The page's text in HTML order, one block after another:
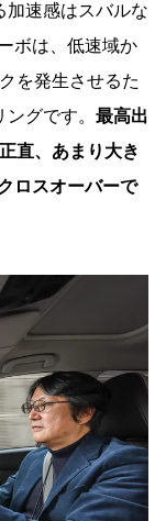
加速感はスバルな
ボは、低速域か
を発生させるた
グです。 最高出
直、あまり大き
ロスオーバーで